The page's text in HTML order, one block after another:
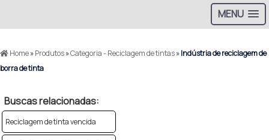
MENU
Home»Produtos»Categoria - Reciclagem de tintas»Indústria de reciclagem de
borra de tinta
Buscas relacionadas:
Reciclagem de tinta vencida